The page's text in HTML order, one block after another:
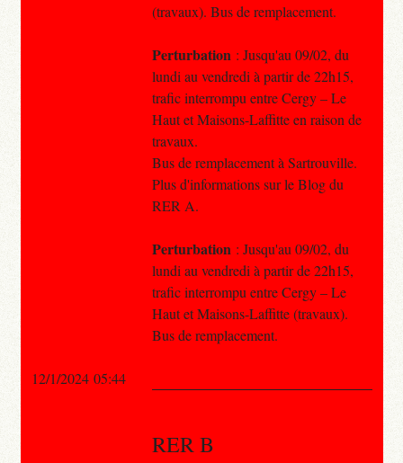
(travaux). Bus de remplacement.
Perturbation : Jusqu'au 09/02, du
lundi au vendredi à partir de 22h15,
trafic interrompu entre Cergy – Le
Haut et Maisons-Laffitte en raison de
travaux.
Bus de remplacement à Sartrouville.
Plus d'informations sur le Blog du
RER A.
Perturbation : Jusqu'au 09/02, du
lundi au vendredi à partir de 22h15,
trafic interrompu entre Cergy – Le
Haut et Maisons-Laffitte (travaux).
Bus de remplacement.
RER B
12/1/2024 05:44